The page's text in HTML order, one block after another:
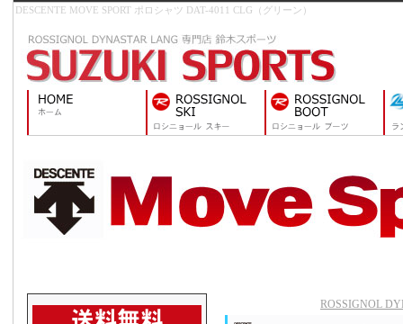
DESCENTE MOVE SPORT ポロシャツ DAT-4011 CLG（グリーン）
ROSSIGNOL